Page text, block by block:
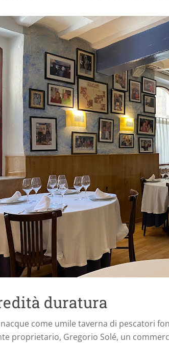
duratura
nacque come umile taverna di pescatori
proprietario, Gregorio Solé, un